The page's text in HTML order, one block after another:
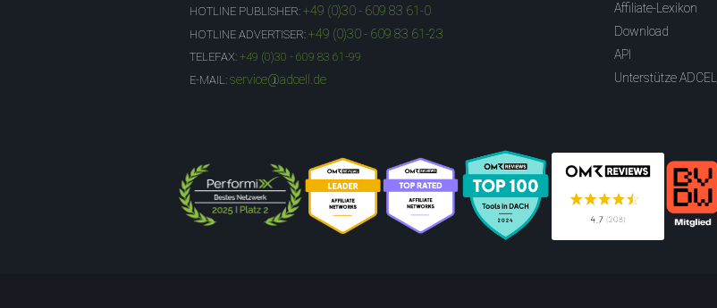
HOTLINE PUBLISHER: +49 (0)30 - 609 83 61-0
HOTLINE ADVERTISER: +49 (0)30 - 609 83 61-23
TELEFAX: +49 (0)30 - 609 83 61-99
E-MAIL: service@adcell.de
Affiliate-Lexikon
Download
API
Unterstütze ADCELL